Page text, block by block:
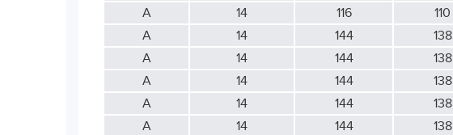
А
14 116 110
А
14 144 138
А
14 144 138
А
14 144 138
А
14 144 138
А
14 144 138